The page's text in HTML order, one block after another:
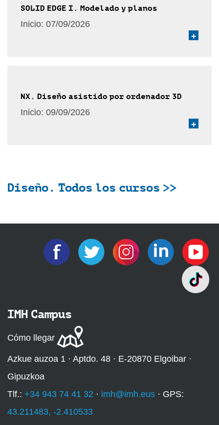
SOLID EDGE I. Modelado y planos
Inicio: 07/09/2026
+
NX. Diseño asistido por ordenador 3D
Inicio: 09/09/2026
+
Diseño. Todos los cursos >>
IMH Campus
Cómo llegar
Azkue auzoa 1 · Aptdo. 48 · E-20870 Elgoibar ·
Gipuzkoa
Tlf.: +34 943 74 41 32 · imh@imh.eus · GPS:
43.211483, -2.410533